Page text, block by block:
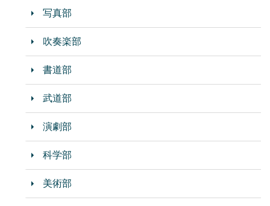
写真部
吹奏楽部
書道部
武道部
演劇部
科学部
美術部